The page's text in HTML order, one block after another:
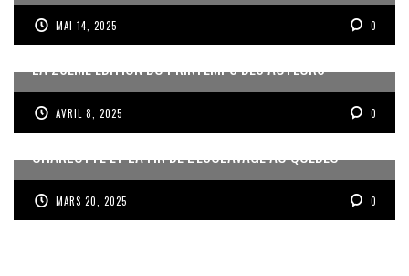
MAI 14, 2025 0
LA 20ÈME ÉDITION DU PRINTEMPS DES AUTEURS
AVRIL 8, 2025 0
CHARLOTTE ET LA FIN DE L’ESCLAVAGE AU QUÉBEC
MARS 20, 2025 0